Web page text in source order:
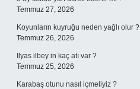
Temmuz 27, 2026
Koyunların kuyruğu neden yağlı olur ?
Temmuz 26, 2026
Ilyas ilbey in kaç atı var ?
Temmuz 25, 2026
Karabaş otunu nasıl içmeliyiz ?